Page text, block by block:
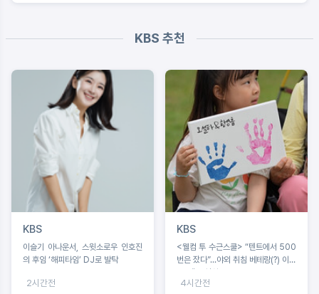
KBS 추천
KBS
이슬기 아나운서, 스윗소로우 인호진
의 후임 ‘해피타임’ DJ로 발탁
2시간전
KBS
<웰컴 투 수근스쿨> “텐트에서 500
번은 잤다”...야외 취침 베테랑(?) 이수
4시간전